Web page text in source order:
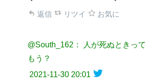
返信 リツイ お気に
@South_162： 人が死ぬときっ
もう？
2021-11-30 20:01